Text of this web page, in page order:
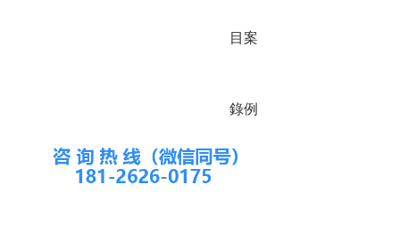
目
錄
案
例